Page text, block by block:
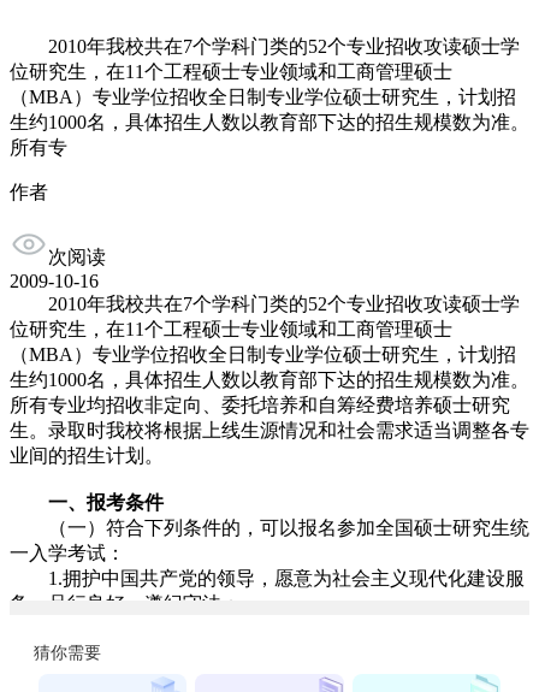
2010年我校共在7个学科门类的52个专业招收攻读硕士学
位研究生，在11个工程硕士专业领域和工商管理硕士
（MBA）专业学位招收全日制专业学位硕士研究生，计划招
生约1000名，具体招生人数以教育部下达的招生规模数为准。
所有专
作者
次阅读
2009-10-16
2010年我校共在7个学科门类的52个专业招收攻读硕士学
位研究生，在11个工程硕士专业领域和工商管理硕士
（MBA）专业学位招收全日制专业学位硕士研究生，计划招
生约1000名，具体招生人数以教育部下达的招生规模数为准。
所有专业均招收非定向、委托培养和自筹经费培养硕士研究
生。录取时我校将根据上线生源情况和社会需求适当调整各专
业间的招生计划。
一、报考条件
（一）符合下列条件的，可以报名参加全国硕士研究生统
一入学考试：
1.拥护中国共产党的领导，愿意为社会主义现代化建设服
务，品行良好，遵纪守法；
学校招生体检工作指导意见》）；
3.考生的学历必须符合下列条件之一：